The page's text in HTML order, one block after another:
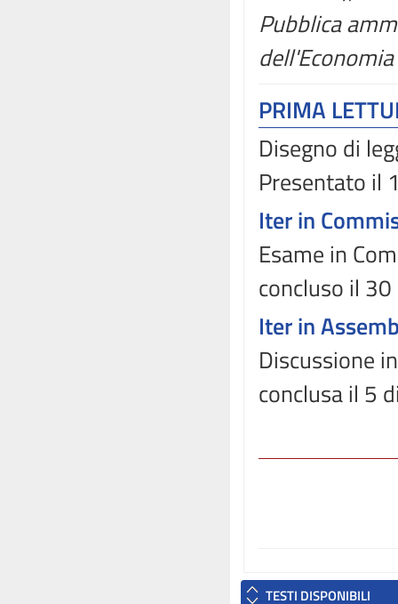
Pubblica
PRIMA
Disegno di
Presentato il
Iter in
Esame in
concluso il
Iter in
Discussione
conclusa il 5
TESTI DISPONIBILI